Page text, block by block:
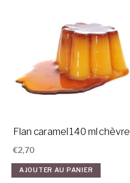
Flan caramel 140 ml chèvre
€2,70
AJOUTER AU PANIER